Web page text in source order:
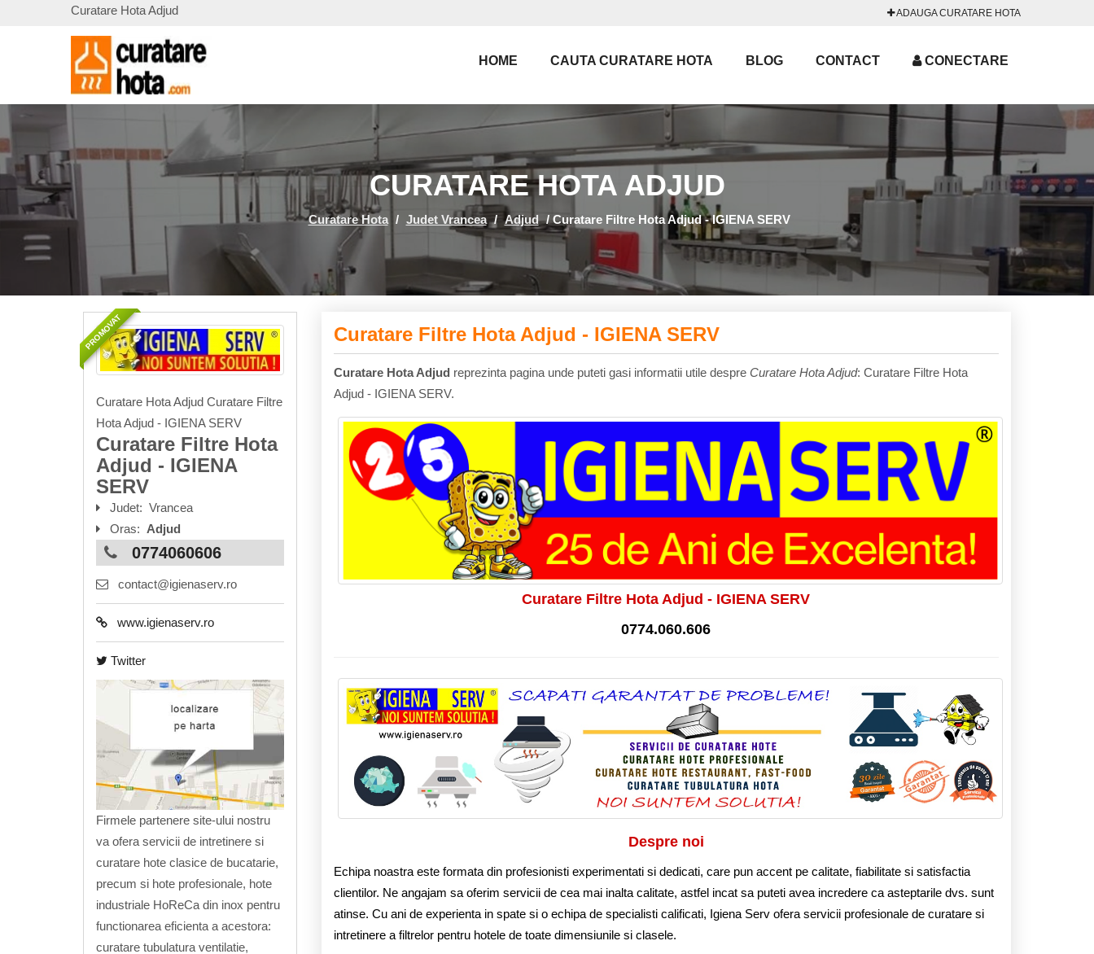
Curatare Hota Adjud ADAUGA CURATARE HOTA
HOME CAUTA CURATARE HOTA BLOG CONTACT CONECTARE
CURATARE HOTA ADJUD
Curatare Hota / Judet Vrancea / Adjud /Curatare Filtre Hota Adjud - IGIENA SERV
PROMOVAT
Curatare Hota Adjud Curatare Filtre
Hota Adjud - IGIENA SERV
Curatare Filtre Hota
Adjud - IGIENA
SERV
Judet: Vrancea
Oras: Adjud
0774060606
contact@igienaserv.ro
www.igienaserv.ro
Twitter
Firmele partenere site-ului nostru
va ofera servicii de intretinere si
curatare hote clasice de bucatarie,
precum si hote profesionale, hote
industriale HoReCa din inox pentru
functionarea eficienta a acestora:
curatare tubulatura ventilatie,
Curatare Filtre Hota Adjud - IGIENA SERV
Curatare Hota Adjud reprezinta pagina unde puteti gasi informatii utile despre Curatare Hota Adjud: Curatare Filtre Hota
Adjud - IGIENA SERV.
Curatare Filtre Hota Adjud - IGIENA SERV
0774.060.606
Despre noi
Echipa noastra este formata din profesionisti experimentati si dedicati, care pun accent pe calitate, fiabilitate si satisfactia
clientilor. Ne angajam sa oferim servicii de cea mai inalta calitate, astfel incat sa puteti avea incredere ca asteptarile dvs. sunt
atinse. Cu ani de experienta in spate si o echipa de specialisti calificati, Igiena Serv ofera servicii profesionale de curatare si
intretinere a filtrelor pentru hotele de toate dimensiunile si clasele.